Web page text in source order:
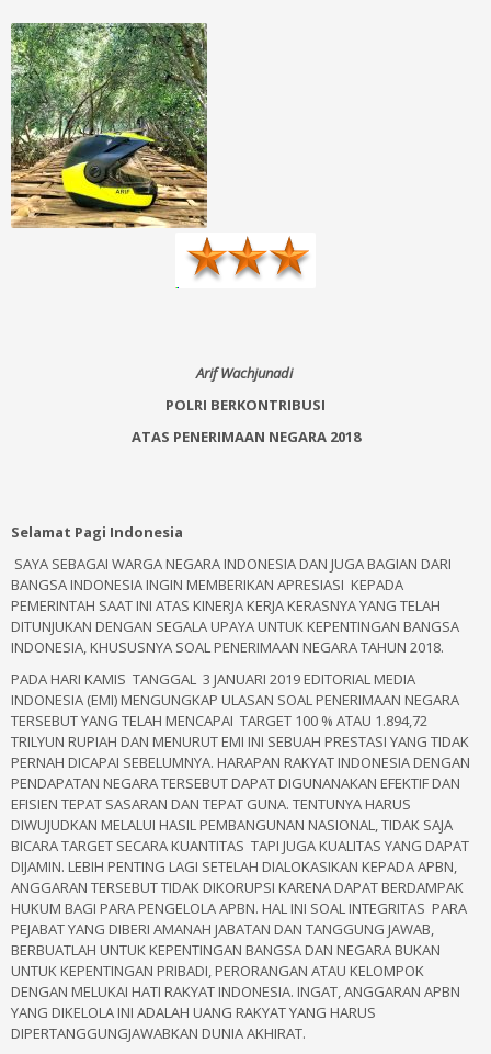
Arif Wachjunadi
POLRI BERKONTRIBUSI
ATAS PENERIMAAN NEGARA 2018
Selamat Pagi Indonesia
SAYA SEBAGAI WARGA NEGARA INDONESIA DAN JUGA BAGIAN DARI
BANGSA INDONESIA INGIN MEMBERIKAN APRESIASI KEPADA
PEMERINTAH SAAT INI ATAS KINERJA KERJA KERASNYA YANG TELAH
DITUNJUKAN DENGAN SEGALA UPAYA UNTUK KEPENTINGAN BANGSA
INDONESIA, KHUSUSNYA SOAL PENERIMAAN NEGARA TAHUN 2018.
PADA HARI KAMIS TANGGAL 3 JANUARI 2019 EDITORIAL MEDIA
INDONESIA (EMI) MENGUNGKAP ULASAN SOAL PENERIMAAN NEGARA
TERSEBUT YANG TELAH MENCAPAI TARGET 100 % ATAU 1.894,72
TRILYUN RUPIAH DAN MENURUT EMI INI SEBUAH PRESTASI YANG TIDAK
PERNAH DICAPAI SEBELUMNYA. HARAPAN RAKYAT INDONESIA DENGAN
PENDAPATAN NEGARA TERSEBUT DAPAT DIGUNANAKAN EFEKTIF DAN
EFISIEN TEPAT SASARAN DAN TEPAT GUNA. TENTUNYA HARUS
DIWUJUDKAN MELALUI HASIL PEMBANGUNAN NASIONAL, TIDAK SAJA
BICARA TARGET SECARA KUANTITAS TAPI JUGA KUALITAS YANG DAPAT
DIJAMIN. LEBIH PENTING LAGI SETELAH DIALOKASIKAN KEPADA APBN,
ANGGARAN TERSEBUT TIDAK DIKORUPSI KARENA DAPAT BERDAMPAK
HUKUM BAGI PARA PENGELOLA APBN. HAL INI SOAL INTEGRITAS PARA
PEJABAT YANG DIBERI AMANAH JABATAN DAN TANGGUNG JAWAB,
BERBUATLAH UNTUK KEPENTINGAN BANGSA DAN NEGARA BUKAN
UNTUK KEPENTINGAN PRIBADI, PERORANGAN ATAU KELOMPOK
DENGAN MELUKAI HATI RAKYAT INDONESIA. INGAT, ANGGARAN APBN
YANG DIKELOLA INI ADALAH UANG RAKYAT YANG HARUS
DIPERTANGGUNGJAWABKAN DUNIA AKHIRAT.